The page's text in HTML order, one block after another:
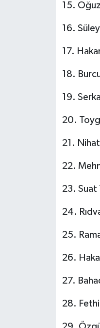
15.⁠
16.⁠
17.⁠
18.⁠
19.⁠
20.⁠
21.⁠ ⁠Nihat
22.⁠
23.⁠ ⁠Suat
24.⁠
25.⁠
26.⁠
27.⁠
28.⁠